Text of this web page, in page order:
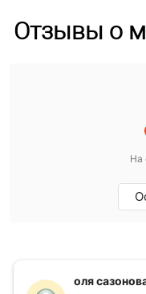
Отзывы о
На
оля